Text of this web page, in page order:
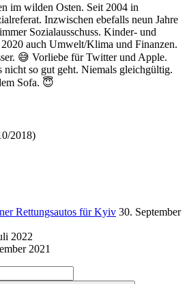
im wilden Osten. Seit 2004 in
Inzwischen ebefalls neun Jahre
Sozialausschuss. Kinder- und
2020 auch Umwelt/Klima und Finanzen.
😅 Vorliebe für Twitter und Apple.
nicht so gut geht. Niemals gleichgültig.
Sofa. 😇
2018)
Rettungsautos für Kyiv 30. September
2022
2021